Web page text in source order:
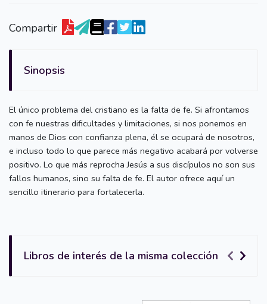
Compartir
Sinopsis
El único problema del cristiano es la falta de fe. Si afrontamos
con fe nuestras dificultades y limitaciones, si nos ponemos en
manos de Dios con confianza plena, él se ocupará de nosotros,
e incluso todo lo que parece más negativo acabará por volverse
positivo. Lo que más reprocha Jesús a sus discípulos no son sus
fallos humanos, sino su falta de fe. El autor ofrece aquí un
sencillo itinerario para fortalecerla.
Libros de interés de la misma colección